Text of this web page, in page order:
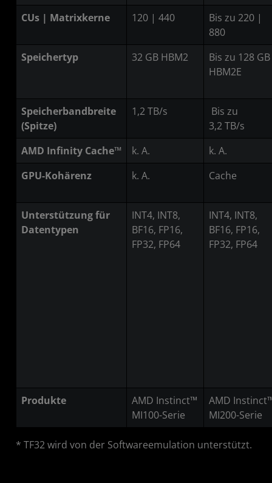
CUs | Matrixkerne
120 | 440
Bis zu 220 |
880
Speichertyp
32 GB HBM2
Bis zu 128 GB
HBM2E
Speicherbandbreite
(Spitze)
1,2 TB/s
Bis zu
3,2 TB/s
AMD Infinity Cache™
k. A.
k. A.
GPU-Kohärenz
k. A. Cache
Unterstützung für
Datentypen
INT4, INT8,
BF16, FP16,
FP32, FP64
INT4, INT8,
BF16, FP16,
FP32, FP64
Produkte
AMD Instinct™
MI100-Serie
AMD
MI200-Serie
* TF32 wird von der Softwareemulation unterstützt.